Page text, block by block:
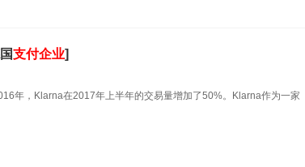
支付企业]
年，Klarna在2017年上半年的交易量增加了50%。Klarna作为一家